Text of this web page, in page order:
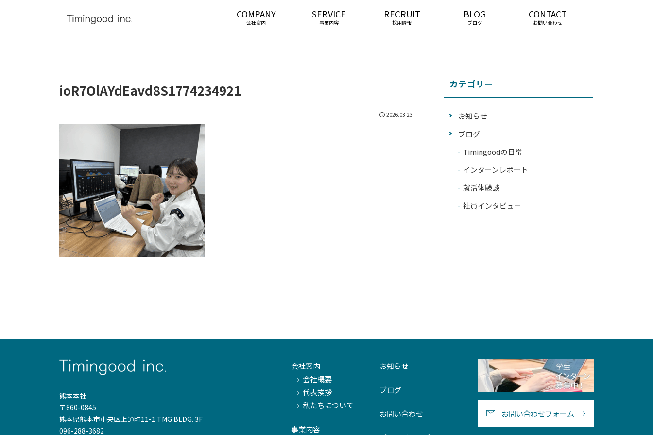
会社案内 事業内容 採用情報 ブログ お問い合わせ
ioR7OlAYdEavd8S1774234921
2026.03.23
カテゴリー
お知らせ
ブログ
Timingoodの日常
インターンレポート
就活体験談
社員インタビュー
熊本本社
〒860-0845
熊本県熊本市中央区上通町11-1 TMG BLDG. 3F
096-288-3682
会社案内
会社概要
代表挨拶
私たちについて
事業内容
お知らせ
ブログ
お問い合わせ お問い合わせフォーム